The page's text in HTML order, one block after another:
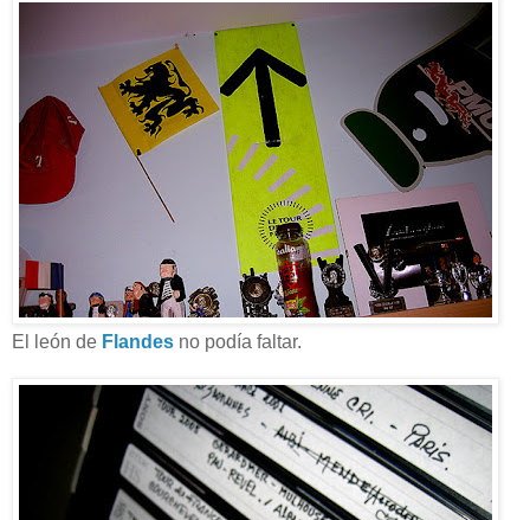
El león de Flandes no podía faltar.